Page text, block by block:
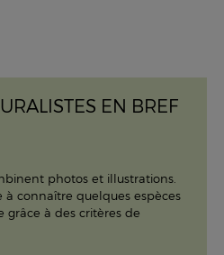
EN BREF
photos et illustrations.
connaître quelques espèces
à des critères de